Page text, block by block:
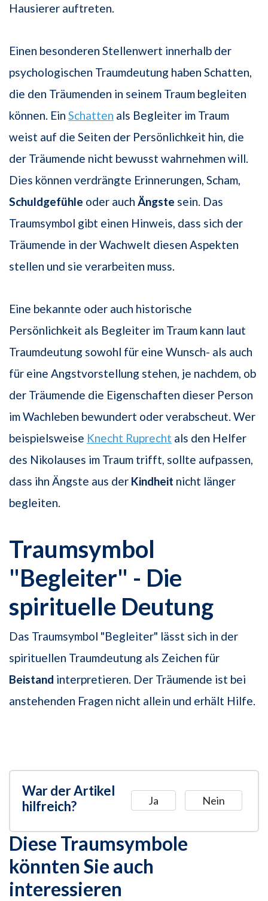
Hausierer auftreten.
Einen besonderen Stellenwert innerhalb der
psychologischen Traumdeutung haben Schatten,
die den Träumenden in seinem Traum begleiten
können. Ein Schatten als Begleiter im Traum
weist auf die Seiten der Persönlichkeit hin, die
der Träumende nicht bewusst wahrnehmen will.
Dies können verdrängte Erinnerungen, Scham,
Schuldgefühle oder auch Ängste sein. Das
Traumsymbol gibt einen Hinweis, dass sich der
Träumende in der Wachwelt diesen Aspekten
stellen und sie verarbeiten muss.
Eine bekannte oder auch historische
Persönlichkeit als Begleiter im Traum kann laut
Traumdeutung sowohl für eine Wunsch- als auch
für eine Angstvorstellung stehen, je nachdem, ob
der Träumende die Eigenschaften dieser Person
im Wachleben bewundert oder verabscheut. Wer
beispielsweise Knecht Ruprecht als den Helfer
des Nikolauses im Traum trifft, sollte aufpassen,
dass ihn Ängste aus der Kindheit nicht länger
begleiten.
Traumsymbol
"Begleiter" - Die
spirituelle Deutung
Das Traumsymbol "Begleiter" lässt sich in der
spirituellen Traumdeutung als Zeichen für
Beistand interpretieren. Der Träumende ist bei
anstehenden Fragen nicht allein und erhält Hilfe.
War der Artikel
hilfreich?
Ja Nein
Diese Traumsymbole
könnten Sie auch
interessieren